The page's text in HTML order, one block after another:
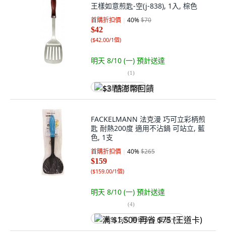
王樣如意煎匙-空(j-838), 1入, 棕色
首購折扣價 40%$70
$42
($42.00/1個)
明天 8/10 (一) 預計送達
(1)
$3 酷澎幣回饋
FACKELMANN 法克漫 巧可立彩柄煎
匙 耐熱200度 適用不沾鍋 可站立, 藍
色, 1支
首購折扣價 40%$265
$159
($159.00/1個)
明天 8/10 (一) 預計送達
(4)
满 $1,500 再省 $75 (王道卡)